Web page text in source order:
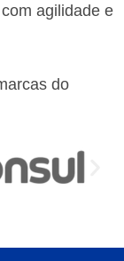
agilidade e
do